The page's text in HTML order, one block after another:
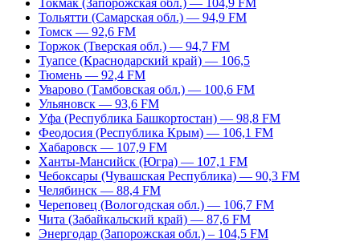
Токмак (Запорожская обл.) — 104,9 FM
Тольятти (Самарская обл.) — 94,9 FM
Томск — 92,6 FM
Торжок (Тверская обл.) — 94,7 FM
Туапсе (Краснодарский край) — 106,5
Тюмень — 92,4 FM
Уварово (Тамбовская обл.) — 100,6 FM
Ульяновск — 93,6 FM
Уфа (Республика Башкортостан) — 98,8 FM
Феодосия (Республика Крым) — 106,1 FM
Хабаровск — 107,9 FM
Ханты-Мансийск (Югра) — 107,1 FM
Чебоксары (Чувашская Республика) — 90,3 FM
Челябинск — 88,4 FM
Череповец (Вологодская обл.) — 106,7 FM
Чита (Забайкальский край) — 87,6 FM
Энергодар (Запорожская обл.) – 104,5 FM